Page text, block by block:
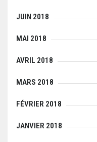
JUIN 2018
MAI 2018
AVRIL 2018
MARS 2018
FÉVRIER 2018
JANVIER 2018